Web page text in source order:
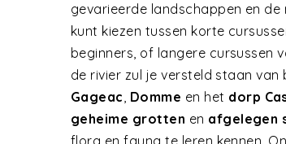
gevarieerde landschappen en
kunt kiezen tussen korte
beginners, of langere cursussen
de rivier zul je versteld staan van
Gageac, Domme en het dorp
geheime grotten en afgelegen
flora en fauna te leren kennen.